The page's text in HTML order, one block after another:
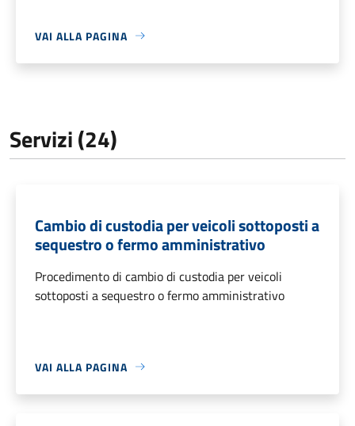
VAI ALLA PAGINA
Servizi (24)
Cambio di custodia per veicoli sottoposti a
sequestro o fermo amministrativo
Procedimento di cambio di custodia per veicoli
sottoposti a sequestro o fermo amministrativo
VAI ALLA PAGINA